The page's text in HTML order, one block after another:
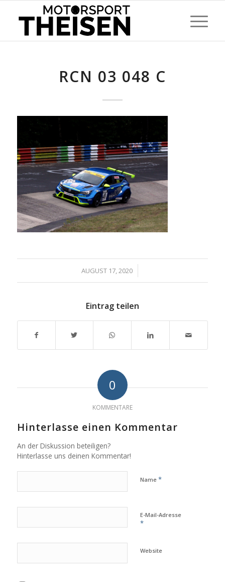
RCN 03 048 C
AUGUST 17, 2020
/
Eintrag teilen
0
KOMMENTARE
Hinterlasse einen Kommentar
An der Diskussion beteiligen?
Hinterlasse uns deinen Kommentar!
Name *
E-Mail-Adresse
*
Website